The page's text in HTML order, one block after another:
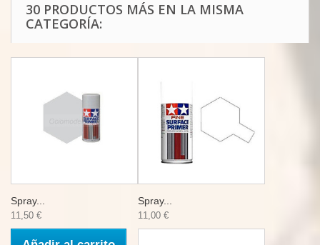
30 PRODUCTOS MÁS EN LA MISMA
CATEGORÍA:
Spray...
11,50 €
Spray...
11,00 €